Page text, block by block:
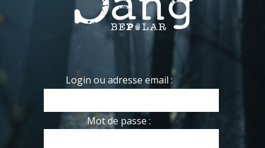
Login ou adresse email :
Mot de passe :